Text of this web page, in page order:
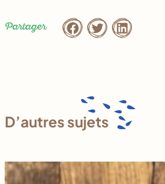
Partager
D’autres sujets